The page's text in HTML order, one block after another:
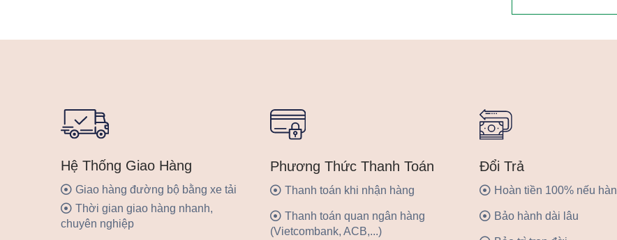
Hệ Thống Giao Hàng
Giao hàng đường bộ bằng xe tải
Thời gian giao hàng nhanh,
chuyên nghiệp
Phương Thức Thanh Toán
Thanh toán khi nhận hàng
Thanh toán quan ngân hàng
(Vietcombank, ACB,...)
Đổi Trả
Hoàn tiền 100% nếu
Bảo hành dài lâu